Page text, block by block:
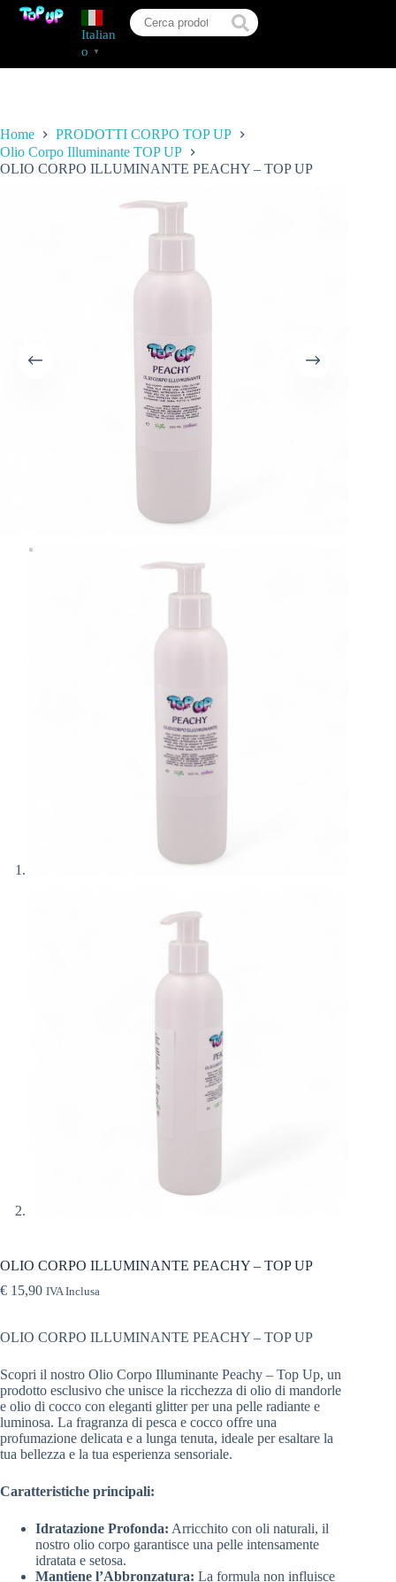
Italian
o
▼
Home
PRODOTTI CORPO TOP UP
Olio Corpo Illuminante TOP UP
OLIO CORPO ILLUMINANTE PEACHY – TOP UP
OLIO CORPO ILLUMINANTE PEACHY – TOP UP
€ 15,90 IVA Inclusa
OLIO CORPO ILLUMINANTE PEACHY – TOP UP
Scopri il nostro Olio Corpo Illuminante Peachy – Top Up, un
prodotto esclusivo che unisce la ricchezza di olio di mandorle
e olio di cocco con eleganti glitter per una pelle radiante e
luminosa. La fragranza di pesca e cocco offre una
profumazione delicata e a lunga tenuta, ideale per esaltare la
tua bellezza e la tua esperienza sensoriale.
Caratteristiche principali:
Idratazione Profonda: Arricchito con oli naturali, il
nostro olio corpo garantisce una pelle intensamente
idratata e setosa.
Mantiene l’Abbronzatura: La formula non influisce